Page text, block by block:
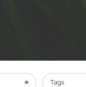
Tags